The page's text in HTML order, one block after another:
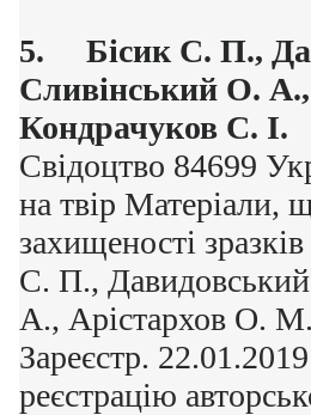
5. Бісик С. П.,
Сливінський О.
Кондрачуков С. І.
Свідоцтво 84699
на твір Матеріали,
захищеності
С. П.,
А., Арістархов О.
Зареєстр.
реєстрацію